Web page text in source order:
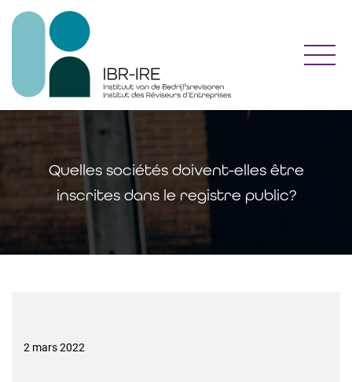
Quelles sociétés doivent-elles être
inscrites dans le registre public?
2 mars 2022